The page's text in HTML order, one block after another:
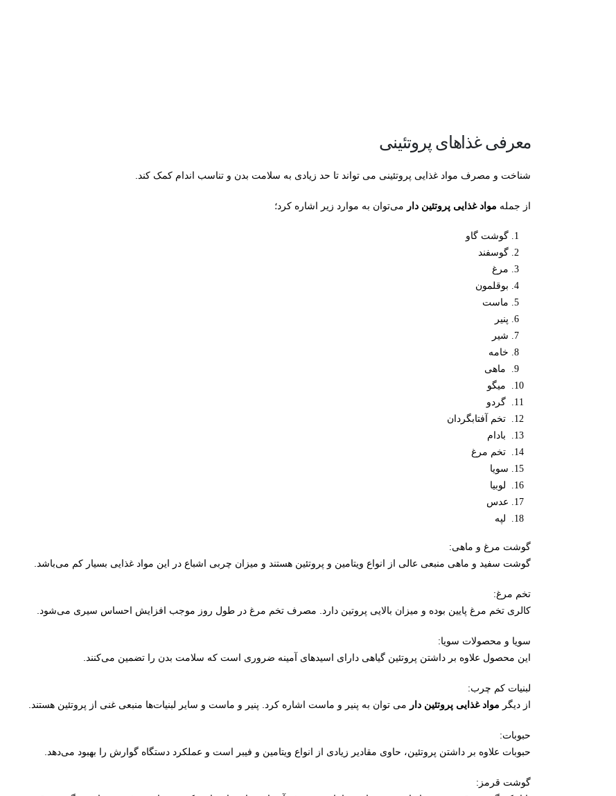
معرفی غذاهای پروتئینی
شناخت و مصرف مواد غذایی پروتئینی می تواند تا حد زیادی به سلامت بدن و تناسب اندام کمک کند.
از جمله مواد غذایی پروتئین دار می‌توان به موارد زیر اشاره کرد؛
گوشت گاو
گوسفند
مرغ
بوقلمون
ماست
پنیر
شیر
خامه
ماهی
میگو
گردو
تخم آفتابگردان
بادام
تخم مرغ
سویا
لوبیا
عدس
لپه
گوشت مرغ و ماهی:
گوشت سفید و ماهی منبعی عالی از انواع ویتامین و پروتئین هستند و میزان چربی اشباع در این مواد غذایی بسیار کم می‌باشد.
تخم مرغ:
کالری تخم مرغ پایین بوده و میزان بالایی پروتین دارد. مصرف تخم مرغ در طول روز موجب افزایش احساس سیری می‌شود.
سویا و محصولات سویا:
این محصول علاوه بر داشتن پروتئین گیاهی دارای اسیدهای آمینه ضروری است که سلامت بدن را تضمین می‌کنند.
لبنیات کم چرب:
از دیگر مواد غذایی پروتئین دار می توان به پنیر و ماست اشاره کرد. پنیر و ماست و سایر لبنیات‌ها منبعی غنی از پروتئین هستند.
حبوبات:
حبوبات علاوه بر داشتن پروتئین، حاوی مقادیر زیادی از انواع ویتامین و فیبر است و عملکرد دستگاه گوارش را بهبود می‌دهد.
گوشت قرمز: